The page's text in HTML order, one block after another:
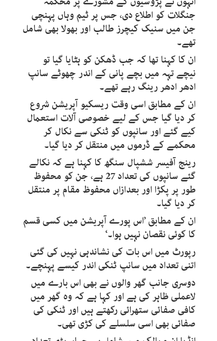
جنگلات کو اطلاع دی، جس پر ٹیم وہاں پہنچی
جن میں سنیک کیچرز طالب اور بھولا بھی شامل
تھے۔
ان کا کہنا تھا کہ جب ڈھکن کو ہٹایا گیا تو
نیچے تہہ میں بچے پانی کے اندر چھوٹے سانپ
ادھر ادھر رینگ رہے تھے۔
ان کے مطابق اسی وقت ریسکیو آپریشن شروع
کر دیا گیا جس کے لیے خصوصی آلات استعمال
کیے گئے اور سانپوں کو ٹنکی سے نکال کر
محکمے کے ڈرموں میں منتقل کر دیا گیا۔
رینج آفیسر ششپال سنگھ کا کہنا ہے کہ نکالے
گئے سانپوں کی تعداد 27 ہے، جن کو محفوظ
طور پر پکڑا اور بعدازاں محفوظ مقام پر منتقل
کر دیا گیا۔
ان کے مطابق ’اس پورے آپریشن میں کسی قسم
کا کوئی نقصان نہیں ہوا۔‘
رپورٹ میں اس بات کی نشاندہی نہیں کی گئی
اتنی تعداد میں سانپ ٹنکی اندر کیسے پہنچے۔
دوسری جانب گھر والوں نے بھی اس بارے میں
لاعملی ظاہر کی ہے اور کہا ہے کہ وہ گھر میں
کافی صفائی ستھرائی رکھتے ہیں اور ٹنکی کی
صفائی بھی اسی سلسلے کی کڑی تھی۔